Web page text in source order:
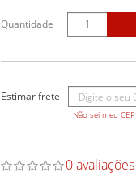
Quantidade
Não sei meu CEP
0 avaliações